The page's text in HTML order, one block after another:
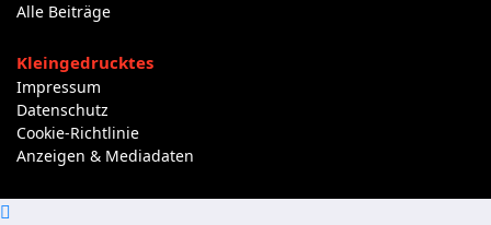
Alle Beiträge
Kleingedrucktes
Impressum
Datenschutz
Cookie-Richtlinie
Anzeigen & Mediadaten